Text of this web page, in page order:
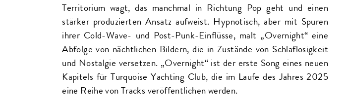
Territorium wagt, das manchmal in Richtung Pop geht und einen
stärker produzierten Ansatz aufweist. Hypnotisch, aber mit Spuren
ihrer Cold-Wave- und Post-Punk-Einflüsse, malt „Overnight“ eine
Abfolge von nächtlichen Bildern, die in Zustände von Schlaflosigkeit
und Nostalgie versetzen. „Overnight“ ist der erste Song eines neuen
Kapitels für Turquoise Yachting Club, die im Laufe des Jahres 2025
eine Reihe von Tracks veröffentlichen werden.